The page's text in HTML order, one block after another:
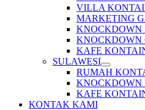
VILLA
MARKETING
KNOCKDOWN
KNOCKDOWN
KAFE
SULAWESI
RUMAH
KNOCKDOWN
KAFE
KONTAK KAMI